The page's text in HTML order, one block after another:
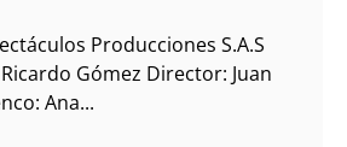
Producciones S.A.S
Gómez Director: Juan
Ana...